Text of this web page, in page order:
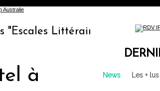
la première librairie
à
News Les + lus